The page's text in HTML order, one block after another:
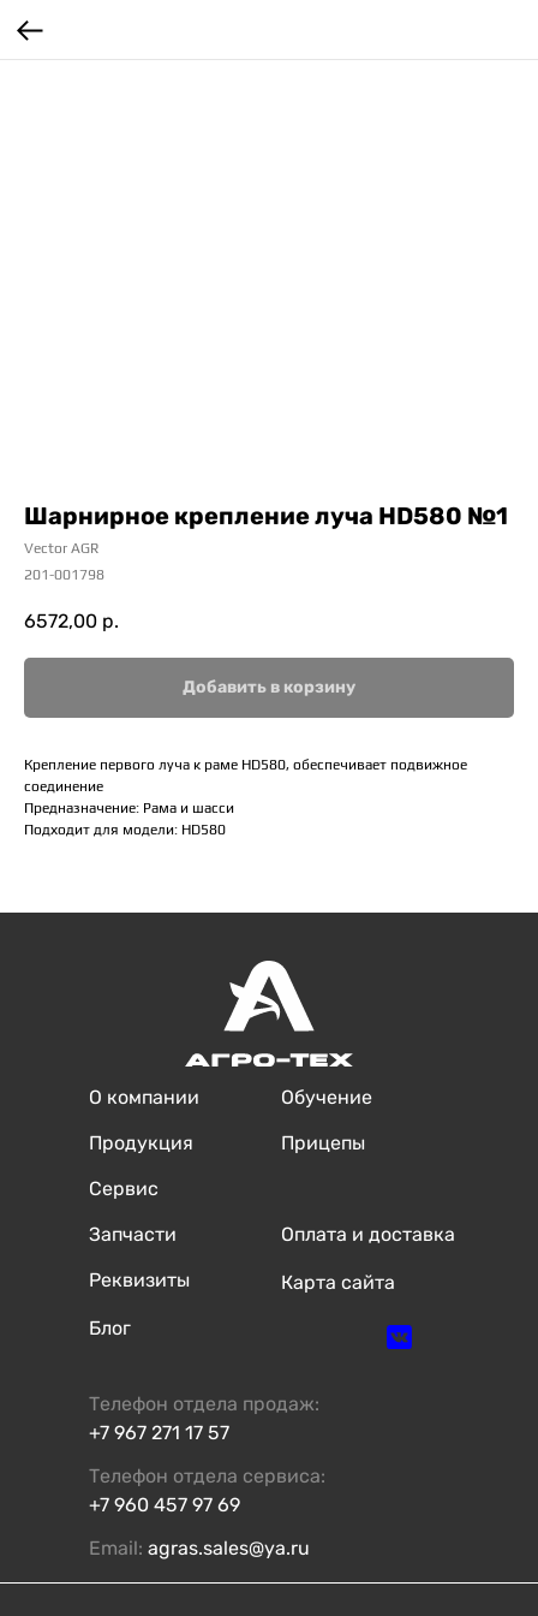
Шарнирное крепление луча HD580 №1
Vector AGR
201-001798
6572,00 р.
Добавить в корзину
Крепление первого луча к раме HD580, обеспечивает подвижное
соединение
Предназначение: Рама и шасси
Подходит для модели: HD580
О компании
Продукция
Сервис
Реквизиты
Блог
Запчасти
Обучение
Прицепы
Оплата и доставка
Карта сайта
Телефон отдела сервиса:
+7 960 457 97 69
Телефон отдела продаж:
+7 967 271 17 57
Email: agras.sales@ya.ru